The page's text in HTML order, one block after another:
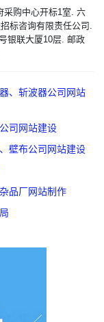
采购中心开标1室. 六
标咨询有限责任公司.
银联大厦10层. 邮政
、斩波器公司网站
司网站建设
壁布公司网站建设
品厂网站制作